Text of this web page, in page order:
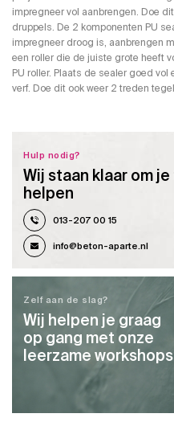
impregneer vol aanbrengen. Doe
druppels. De 2 komponenten PU
impregneer droog is, aanbrengen
een roller die de juiste grote heeft
PU roller. Plaats de sealer goed
verf. Doe dit ook weer 2 treden
Hulp nodig?
Wij staan klaar om
helpen
013-207 00 15
info@beton-aparte.nl
Zelf aan de slag?
Wij helpen je graag
op gang met onze
leerzame workshops